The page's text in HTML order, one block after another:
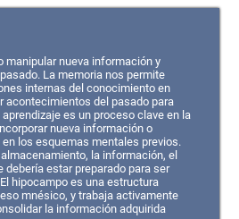
manipular nueva información y
La memoria nos permite
internas del conocimiento en
acontecimientos del pasado para
es un proceso clave en la
nueva información o
los esquemas mentales previos.
la información, el
debería estar preparado para ser
hipocampo es una estructura
mnésico, y trabaja activamente
la información adquirida